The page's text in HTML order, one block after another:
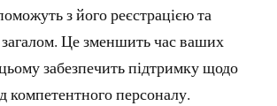
з його реєстрацією та
загалом. Це зменшить час ваших
забезпечить підтримку щодо
компетентного персоналу.